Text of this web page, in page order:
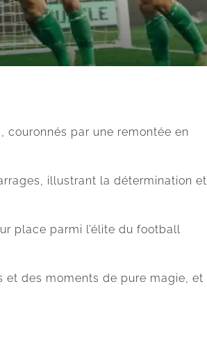
couronnés par une remontée en
illustrant la détermination et
place parmi l’élite du football
des moments de pure magie, et